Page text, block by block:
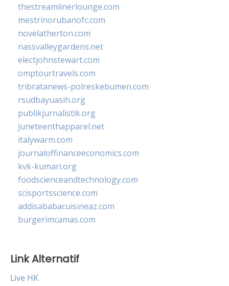
thestreamlinerlounge.com
mestrinorubanofc.com
novelatherton.com
nassvalleygardens.net
electjohnstewart.com
omptourtravels.com
tribratanews-polreskebumen.com
rsudbayuasih.org
publikjurnalistik.org
juneteenthapparel.net
italywarm.com
journaloffinanceeconomics.com
kvk-kumari.org
foodscienceandtechnology.com
scisportsscience.com
addisababacuisineaz.com
burgerimcamas.com
Link Alternatif
Live HK